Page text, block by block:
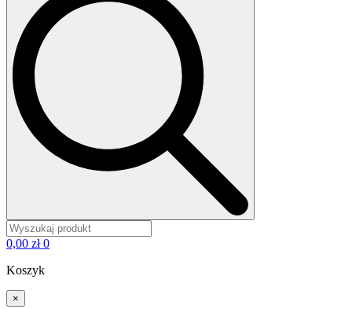
0,00 zł 0
Koszyk
×